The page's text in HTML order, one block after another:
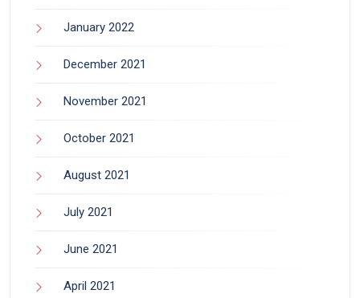
January 2022
December 2021
November 2021
October 2021
August 2021
July 2021
June 2021
April 2021